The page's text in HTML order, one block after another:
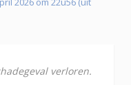
verloren.